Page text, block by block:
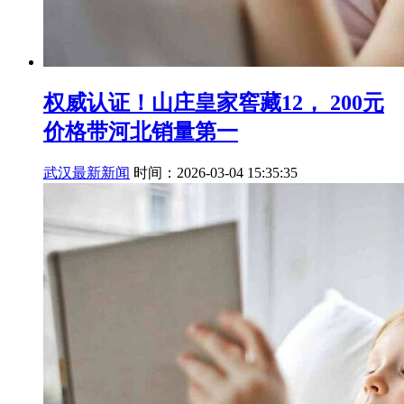
权威认证！山庄皇家窖藏12， 200元
价格带河北销量第一
武汉最新新闻 时间：2026-03-04 15:35:35